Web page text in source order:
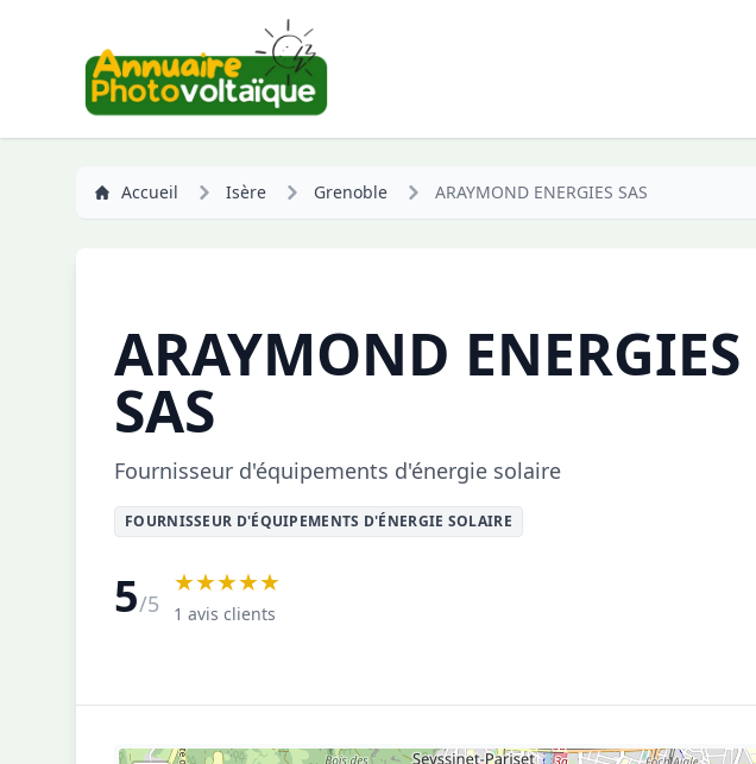
Accueil Isère Grenoble ARAYMOND ENERGIES SAS
ARAYMOND ENERGIES
SAS
Fournisseur d'équipements d'énergie solaire
FOURNISSEUR D'ÉQUIPEMENTS D'ÉNERGIE SOLAIRE
5/5
★★★★★
1 avis clients